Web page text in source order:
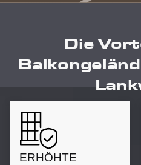
Die
ERHÖHTE